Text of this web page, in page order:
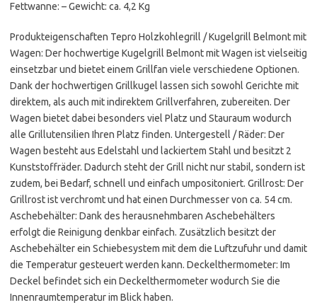
Fettwanne: – Gewicht: ca. 4,2 Kg
Produkteigenschaften Tepro Holzkohlegrill / Kugelgrill Belmont mit
Wagen: Der hochwertige Kugelgrill Belmont mit Wagen ist vielseitig
einsetzbar und bietet einem Grillfan viele verschiedene Optionen.
Dank der hochwertigen Grillkugel lassen sich sowohl Gerichte mit
direktem, als auch mit indirektem Grillverfahren, zubereiten. Der
Wagen bietet dabei besonders viel Platz und Stauraum wodurch
alle Grillutensilien Ihren Platz finden. Untergestell / Räder: Der
Wagen besteht aus Edelstahl und lackiertem Stahl und besitzt 2
Kunststoffräder. Dadurch steht der Grill nicht nur stabil, sondern ist
zudem, bei Bedarf, schnell und einfach umpositoniert. Grillrost: Der
Grillrost ist verchromt und hat einen Durchmesser von ca. 54 cm.
Aschebehälter: Dank des herausnehmbaren Aschebehälters
erfolgt die Reinigung denkbar einfach. Zusätzlich besitzt der
Aschebehälter ein Schiebesystem mit dem die Luftzufuhr und damit
die Temperatur gesteuert werden kann. Deckelthermometer: Im
Deckel befindet sich ein Deckelthermometer wodurch Sie die
Innenraumtemperatur im Blick haben.